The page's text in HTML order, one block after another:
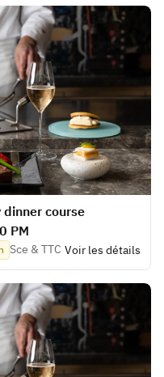
course
PM
Sce & TTC Voir les détails